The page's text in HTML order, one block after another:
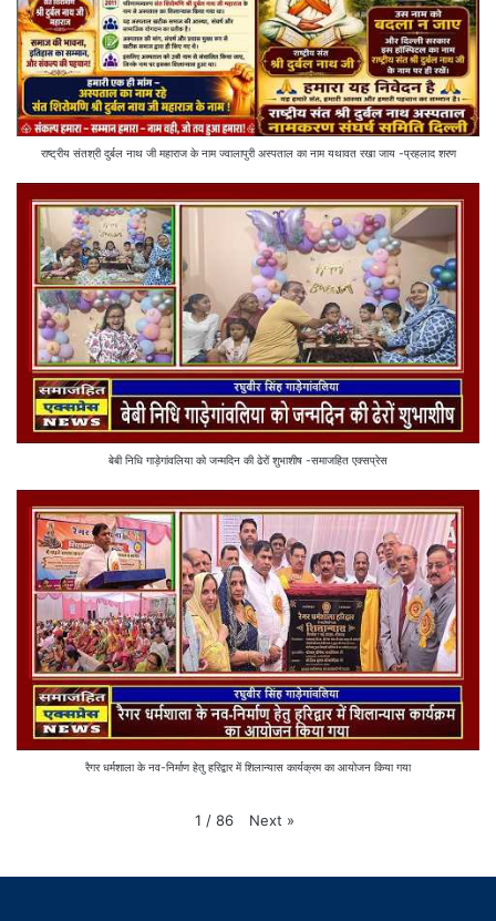
राष्ट्रीय संतश्री दुर्बल नाथ जी महाराज के नाम ज्वालापुरी अस्पताल का नाम यथावत रखा जाय -प्रहलाद शरण
बेबी निधि गाड़ेगांवलिया को जन्मदिन की ढेरों शुभाशीष -समाजहित एक्सप्रेस
रैगर धर्मशाला के नव-निर्माण हेतु हरिद्वार में शिलान्यास कार्यक्रम का आयोजन किया गया
1 / 86 Next »